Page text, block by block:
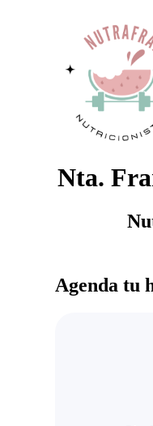
Nta.
Agenda tu